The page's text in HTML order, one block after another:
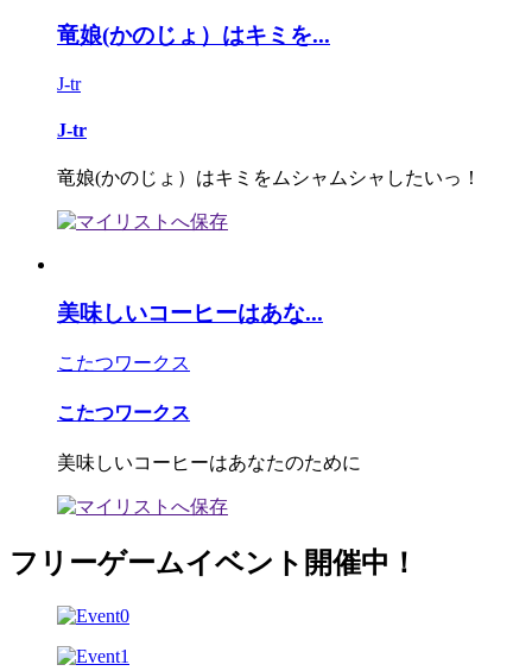
竜娘(かのじょ）はキミを...
J-tr
J-tr
竜娘(かのじょ）はキミをムシャムシャしたいっ！
美味しいコーヒーはあな...
こたつワークス
こたつワークス
美味しいコーヒーはあなたのために
フリーゲームイベント開催中！